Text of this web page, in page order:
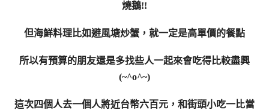
燒鵝!!
但海鮮料理比如避風塘炒蟹，就一定是高單價的餐點
所以有預算的朋友還是多找些人一起來會吃得比較盡興
(~^o^~)
這次四個人去一個人將近台幣六百元，和街頭小吃一比當